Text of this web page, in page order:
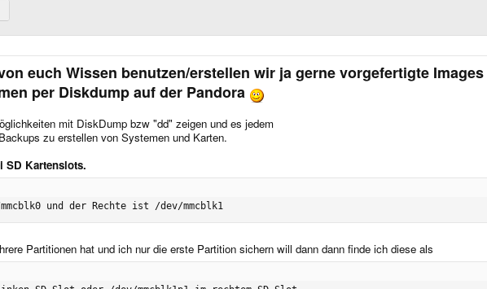
euch Wissen benutzen/erstellen wir ja gerne vorgefertigte Images
per Diskdump auf der Pandora
mit DiskDump bzw "dd" zeigen und es jedem
zu erstellen von Systemen und Karten.
SD Kartenslots.
und der Rechte ist /dev/mmcblk1
Partitionen hat und ich nur die erste Partition sichern will dann dann finde ich diese als